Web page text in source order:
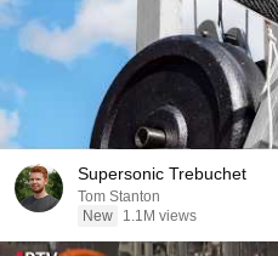
Supersonic Trebuchet
Tom Stanton
New
1.1M views